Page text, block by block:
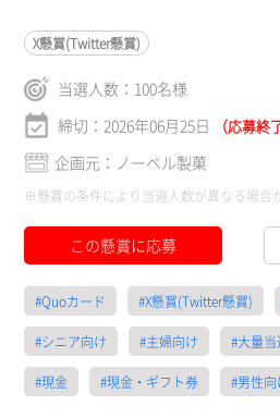
X懸賞(Twitter懸賞)
当選人数： 100名様
締切：2026年06月25日
（応募終
企画元：ノーベル製菓
※懸賞の条件により当選人数が異なる場合
この懸賞に応募
#Quoカード #X懸賞(Twitter懸賞)
#シニア向け #主婦向け #大量当
#現金 #現金・ギフト券 #男性向